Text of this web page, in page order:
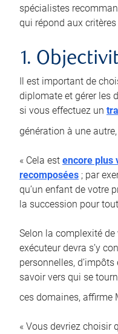
spécialistes
qui répond aux
1.
Il est important de
diplomate et gérer les
si vous effectuez un
génération à une
« Cela est encore plus
recomposées ; par
qu’un enfant de votre
la succession pour
Selon la complexité
exécuteur devra s’y
personnelles,
savoir vers qui se
ces domaines, affirme
« Vous devriez choisir